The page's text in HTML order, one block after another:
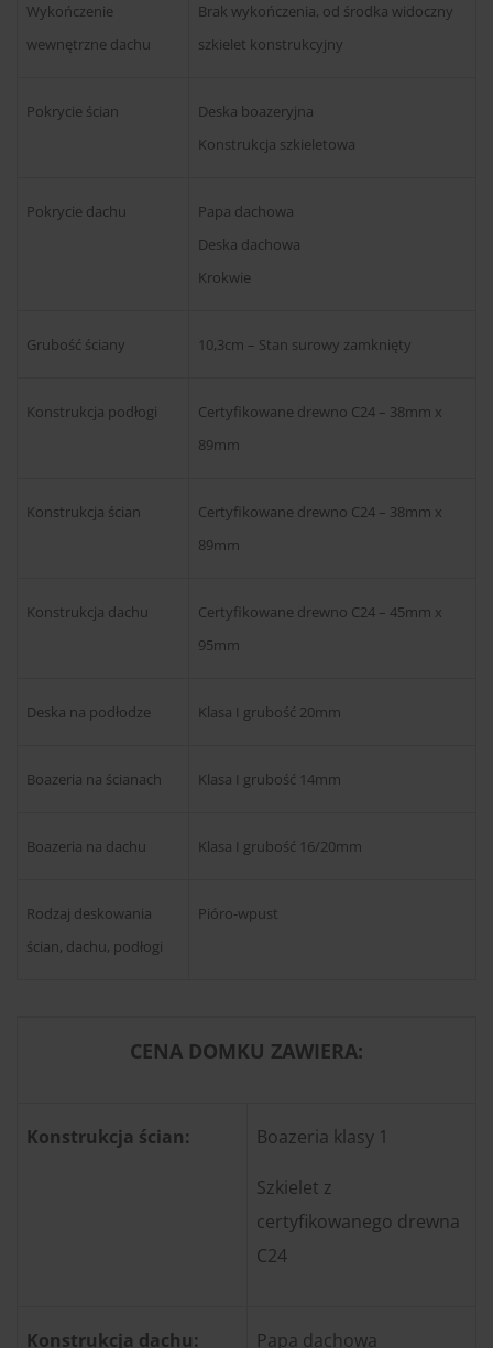
Wykończenie
wewnętrzne dachu
Brak wykończenia, od środka widoczny
szkielet konstrukcyjny
Pokrycie ścian
Deska boazeryjna
Konstrukcja szkieletowa
Pokrycie dachu
Papa dachowa
Deska dachowa
Krokwie
Grubość ściany 10,3cm – Stan surowy zamknięty
Konstrukcja podłogi
Certyfikowane drewno C24 – 38mm x
89mm
Konstrukcja ścian
Certyfikowane drewno C24 – 38mm x
89mm
Konstrukcja dachu
Certyfikowane drewno C24 – 45mm x
95mm
Deska na podłodze Klasa I grubość 20mm
Boazeria na ścianach Klasa I grubość 14mm
Boazeria na dachu Klasa I grubość 16/20mm
Rodzaj deskowania
ścian, dachu, podłogi
Pióro-wpust
CENA DOMKU ZAWIERA:
Konstrukcja ścian: Boazeria klasy 1
Szkielet z
certyfikowanego drewna
C24
Konstrukcja dachu: Papa dachowa